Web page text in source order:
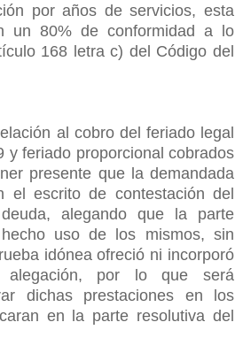
por años de servicios, esta
un 80% de conformidad a lo
168 letra c) del Código del
al cobro del feriado legal
y feriado proporcional cobrados
presente que la demandada
el escrito de contestación del
alegando que la parte
uso de los mismos, sin
idónea ofreció ni incorporó
alegación, por lo que será
dichas prestaciones en los
en la parte resolutiva del